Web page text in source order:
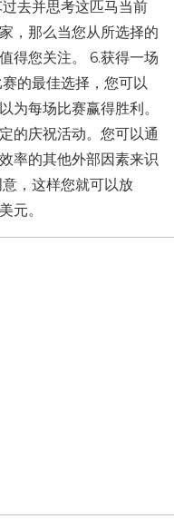
去并思考这匹马当前
，那么当您从所选择的
得您关注。 6.获得一场
的最佳选择，您可以
为每场比赛赢得胜利。
的庆祝活动。您可以通
率的其他外部因素来识
，这样您就可以放
元。